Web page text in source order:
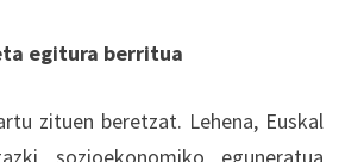
egitura berritua
zituen beretzat. Lehena, Euskal
sozioekonomiko eguneratua